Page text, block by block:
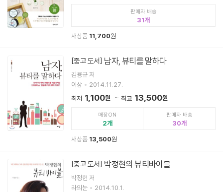
판매자 배송
31
새상품 11,700원
[중고 도서] 남자, 뷰티를 말하다
김용규 저
이상
2014.11.27.
최저 1,100원 최고 13,500원
매장ON
2
판매자 배송
30
새상품 13,500원
[중고 도서] 박정현의 뷰티바이블
박정현 저
라의눈
2014.10.1.